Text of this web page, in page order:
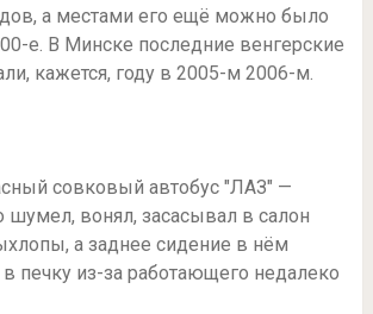
а местами его ещё можно было
е. В Минске последние венгерские
кажется, году в 2005-м 2006-м.
совковый автобус "ЛАЗ" —
шумел, вонял, засасывал в салон
а заднее сидение в нём
печку из-за работающего недалеко